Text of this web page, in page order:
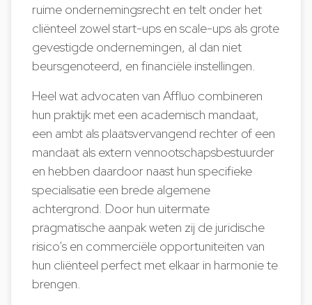
ruime ondernemingsrecht en telt onder het
cliënteel zowel start-ups en scale-ups als grote
gevestigde ondernemingen, al dan niet
beursgenoteerd, en financiële instellingen.
Heel wat advocaten van Affluo combineren
hun praktijk met een academisch mandaat,
een ambt als plaatsvervangend rechter of een
mandaat als extern vennootschapsbestuurder
en hebben daardoor naast hun specifieke
specialisatie een brede algemene
achtergrond. Door hun uitermate
pragmatische aanpak weten zij de juridische
risico’s en commerciële opportuniteiten van
hun cliënteel perfect met elkaar in harmonie te
brengen.